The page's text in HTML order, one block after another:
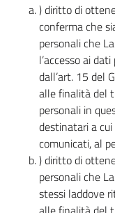
) diritto di
conferma che
personali che
l’accesso ai
dall’art. 15 del
alle finalità del
personali in
destinatari a
comunicati, al
) diritto di
personali che
stessi laddove